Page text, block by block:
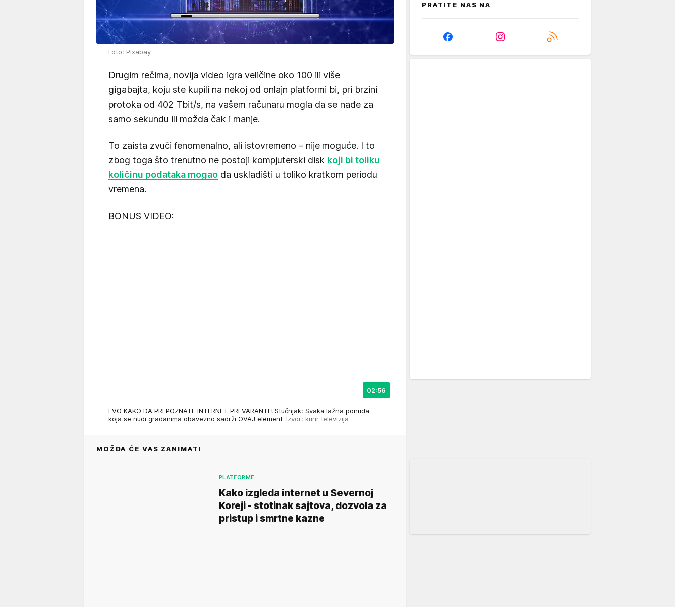
Foto: Pixabay
Drugim rečima, novija video igra veličine oko 100 ili više
gigabajta, koju ste kupili na nekoj od onlajn platformi bi, pri brzini
protoka od 402 Tbit/s, na vašem računaru mogla da se nađe za
samo sekundu ili možda čak i manje.
To zaista zvuči fenomenalno, ali istovremeno – nije moguće. I to
zbog toga što trenutno ne postoji kompjuterski disk koji bi toliku
količinu podataka mogao da uskladišti u toliko kratkom periodu
vremena.
BONUS VIDEO:
02:56
EVO KAKO DA PREPOZNATE INTERNET PREVARANTE! Stučnjak: Svaka lažna ponuda
koja se nudi građanima obavezno sadrži OVAJ element Izvor: kurir televizija
MOŽDA ĆE VAS ZANIMATI
PLATFORME
Kako izgleda internet u Severnoj
Koreji - stotinak sajtova, dozvola za
pristup i smrtne kazne
PRATITE NAS NA